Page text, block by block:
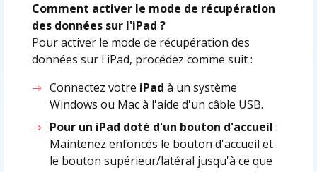
Comment activer le mode de récupération
des données sur l'iPad ?
Pour activer le mode de récupération des
données sur l'iPad, procédez comme suit :
Connectez votre iPadà un système
Windows ou Mac à l'aide d'un câble USB.
Pour un iPad doté d'un bouton d'accueil:
Maintenez enfoncés le bouton d'accueil et
le bouton supérieur/latéral jusqu'à ce que